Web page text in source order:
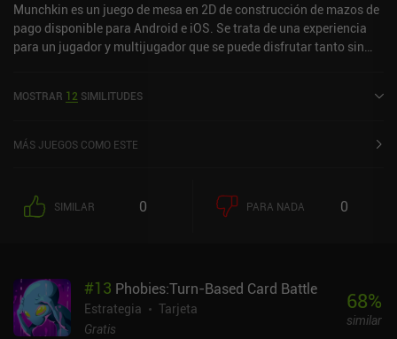
Munchkin es un juego de mesa en 2D de construcción de mazos de
pago disponible para Android e iOS. Se trata de una experiencia
para un jugador y multijugador que se puede disfrutar tanto sin
de 4,7 sobre 5,0 en Google Play y de 4,6 sobre 5,0 en la App Store
MOSTRAR 12 SIMILITUDES
MÁS JUEGOS COMO ESTE
SIMILAR 0 PARA NADA 0
#13 Phobies:Turn-Based Card Battle
Estrategia
Tarjeta
Gratis
68%
similar